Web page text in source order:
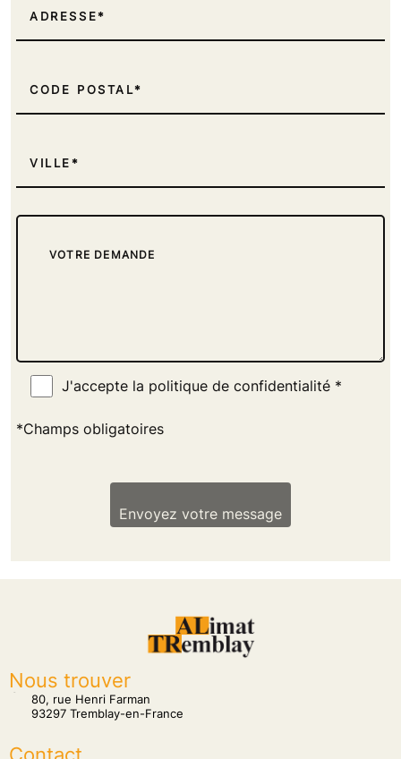
REVENDEUR DE MATÉRIEL
ECOLE, CENTRE DE FORMATION,
ADRESSE
CODE POSTAL
VILLE
J'accepte la politique de confidentialité *
*Champs obligatoires
Envoyez votre message
Nous trouver
80, rue Henri Farman
93297 Tremblay-en-France